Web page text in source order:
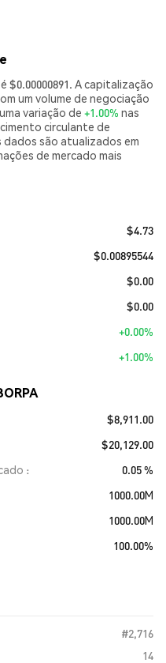
$0.00000891. A capitalização
um volume de negociação
variação de +1.00% nas
circulante de
dados são atualizados em
de mercado mais
$4.73
$0.00895544
$0.00
$0.00
+0.00%
+1.00%
$8,911.00
$20,129.00
0.05 %
1000.00M
1000.00M
100.00%
#2,716
14